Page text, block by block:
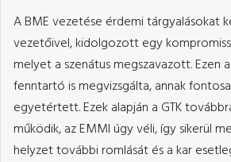
A BME vezetése érdemi tárgyalásokat
vezetőivel, kidolgozott egy
melyet a szenátus megszavazott. Ezen
fenntartó is megvizsgálta, annak
egyetértett. Ezek alapján a GTK
működik, az EMMI úgy véli, így sikerül
helyzet további romlását és a kar